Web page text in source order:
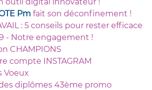
Pm fait son déconfinement !
: 5 conseils pour rester efficace
- Notre engagement !
CHAMPIONS
compte INSTAGRAM
Voeux
diplômes 43ème promo